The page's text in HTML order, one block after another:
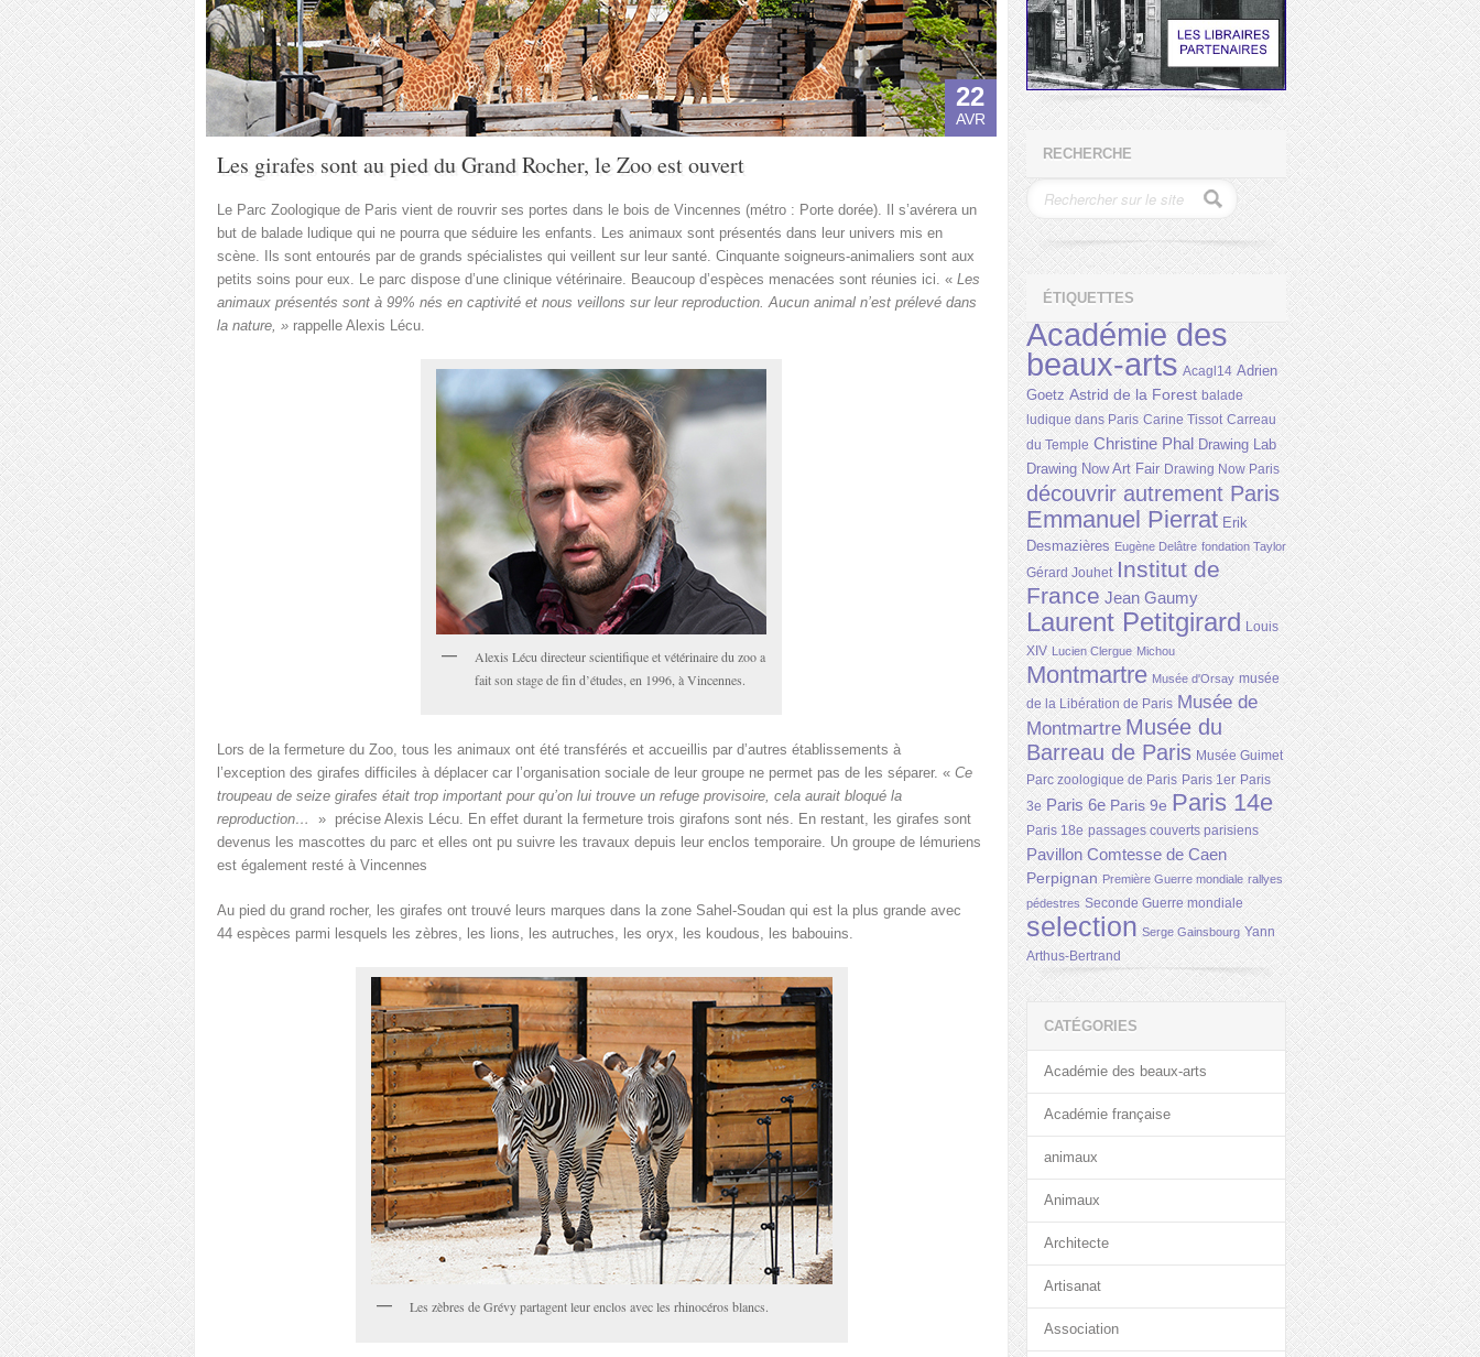
22
AVR
Les girafes sont au pied du Grand Rocher, le Zoo est ouvert
Le Parc Zoologique de Paris vient de rouvrir ses portes dans le bois de Vincennes (métro : Porte dorée). Il s’avérera un
but de balade ludique qui ne pourra que séduire les enfants. Les animaux sont présentés dans leur univers mis en
scène. Ils sont entourés par de grands spécialistes qui veillent sur leur santé. Cinquante soigneurs-animaliers sont aux
petits soins pour eux. Le parc dispose d’une clinique vétérinaire. Beaucoup d’espèces menacées sont réunies ici. « Les
animaux présentés sont à 99% nés en captivité et nous veillons sur leur reproduction. Aucun animal n’est prélevé dans
la nature, » rappelle Alexis Lécu.
Alexis Lécu directeur scientifique et vétérinaire du zoo a
fait son stage de fin d’études, en 1996, à Vincennes.
Lors de la fermeture du Zoo, tous les animaux ont été transférés et accueillis par d’autres établissements à
l’exception des girafes difficiles à déplacer car l’organisation sociale de leur groupe ne permet pas de les séparer. « Ce
troupeau de seize girafes était trop important pour qu’on lui trouve un refuge provisoire, cela aurait bloqué la
reproduction…
» précise Alexis Lécu. En effet durant la fermeture trois girafons sont nés. En restant, les girafes sont
devenus les mascottes du parc et elles ont pu suivre les travaux depuis leur enclos temporaire. Un groupe de lémuriens
est également resté à Vincennes
Au pied du grand rocher, les girafes ont trouvé leurs marques dans la zone Sahel-Soudan qui est la plus grande avec
44 espèces parmi lesquels les zèbres, les lions, les autruches, les oryx, les koudous, les babouins.
Les zèbres de Grévy partagent leur enclos avec les rhinocéros blancs.
RECHERCHE
ÉTIQUETTES
Académie des
beaux-arts Acagl14 Adrien
Goetz Astrid de la Forest balade
ludique dans Paris Carine Tissot Carreau
du Temple Christine Phal Drawing Lab
Drawing Now Art Fair Drawing Now Paris
découvrir autrement Paris
Emmanuel Pierrat Erik
Desmazières Eugène Delâtre fondation Taylor
Gérard Jouhet Institut de
France Jean Gaumy
Laurent Petitgirard Louis
XIV Lucien Clergue Michou
Montmartre Musée d'Orsay musée
de la Libération de Paris Musée de
Montmartre Musée du
Barreau de Paris Musée Guimet
Parc zoologique de Paris Paris 1er Paris
3e Paris 6e Paris 9e Paris 14e
Paris 18e passages couverts parisiens
Pavillon Comtesse de Caen
Perpignan Première Guerre mondiale rallyes
pédestres Seconde Guerre mondiale
selection Serge Gainsbourg Yann
Arthus-Bertrand
CATÉGORIES
Académie des beaux-arts
Académie française
animaux
Animaux
Architecte
Artisanat
Association